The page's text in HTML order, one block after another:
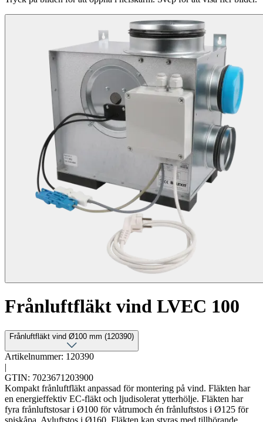
Frånluftfläkt vind LVEC 100
Frånluftfläkt vind Ø100 mm (120390)
Artikelnummer: 120390
|
GTIN: 7023671203900
Kompakt frånluftfläkt anpassad för montering på vind. Fläkten har
en energieffektiv EC-fläkt och ljudisolerat ytterhölje. Fläkten har
fyra frånluftstosar i Ø100 för våtrumoch én frånluftstos i Ø125 för
spiskåpa. Avluftstos i Ø160. Fläkten kan styras med tillhörande